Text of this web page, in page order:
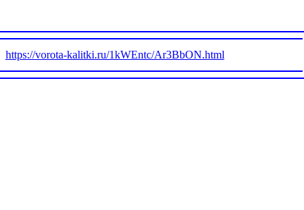
https://vorota-kalitki.ru/1kWEntc/Ar3BbON.html